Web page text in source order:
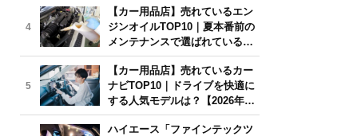
4
【カー用品店】売れているエン
ジンオイルTOP10｜夏本番前の
メンテナンスで選ばれている人
気モデルは？【2026年6月版】
5
【カー用品店】売れているカー
ナビTOP10｜ドライブを快適に
する人気モデルは？【2026年6
月版】
ハイエース「ファインテックツ